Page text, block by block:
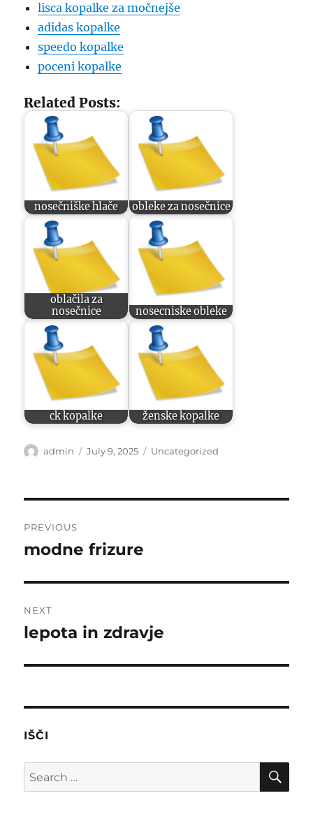
lisca kopalke za močnejše
adidas kopalke
speedo kopalke
poceni kopalke
Related Posts:
nosečniške hlače obleke za nosečnice
oblačila za
nosečnice
nosecniske obleke
ck kopalke ženske kopalke
Author
admin
Posted
July 9, 2025 Categories
Uncategorized
navigation
PREVIOUS
Previous
modne frizure
NEXT
Next
lepota in zdravje
IŠČI
Search
for: